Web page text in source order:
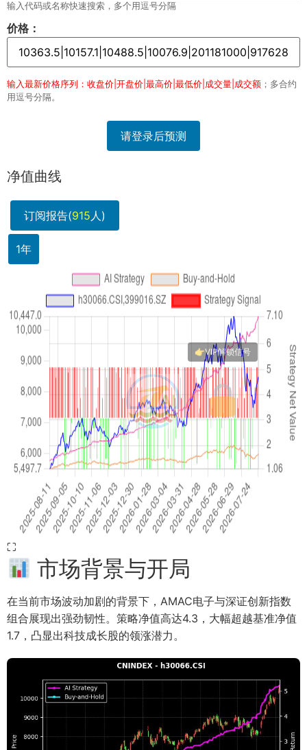
输入代码或名称快速搜索，多个用逗号分隔
价格：
输入最新价格序列：收盘价|开盘价|最高价|最低价|成交量|成交额 ；多合约
用逗号分隔。
请登录后预测
净值曲线
订阅报告(915人)
1年
⛶
市场背景与开局
在当前市场波动加剧的背景下，AMAC电子与深证创新指数
组合展现出强劲韧性。策略净值高达4.3，大幅超越基准净值
1.7，凸显出科技成长股的领涨潜力。